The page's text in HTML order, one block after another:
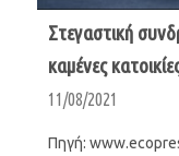
Στεγαστική
καμένες
11/08/2021
Πηγή: